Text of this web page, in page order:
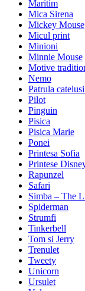
Maritim
Mica Sirena
Mickey Mouse
Micul print
Minioni
Minnie Mouse
Motive
Nemo
Patrula
Pilot
Pinguin
Pisica
Pisica Marie
Ponei
Printesa Sofia
Printese
Rapunzel
Safari
Simba – The
Spiderman
Strumfi
Tinkerbell
Tom si Jerry
Trenulet
Tweety
Unicorn
Ursulet